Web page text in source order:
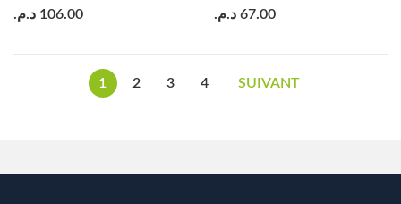
106.00 د.م. 67.00 د.م.
1 2 3 4 SUIVANT